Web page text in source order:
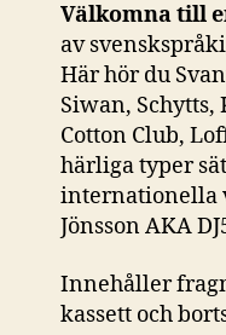
Välkomna till
av
Här hör du
Siwan, Schytts,
Cotton Club,
härliga typer
internationella
Jönsson AKA
Innehåller
kassett och